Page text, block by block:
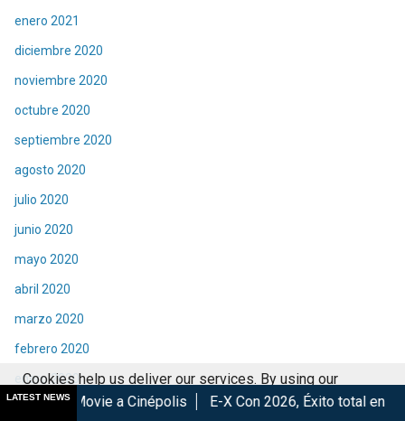
enero 2021
diciembre 2020
noviembre 2020
octubre 2020
septiembre 2020
agosto 2020
julio 2020
junio 2020
mayo 2020
abril 2020
marzo 2020
febrero 2020
enero 2020
diciembre 2019
LATEST NEWS
Cinépolis E-X Con 2026, Éxito total en la convención.
Cookies help us deliver our services. By using our
services, you agree to our use of cookies.
Got it